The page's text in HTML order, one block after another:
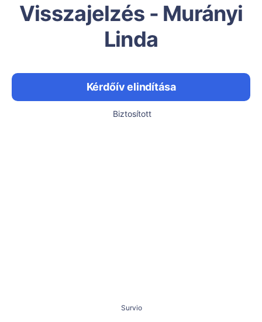
Visszajelzés - Murányi
Linda
Kérdőív elindítása
Biztosított
Survio